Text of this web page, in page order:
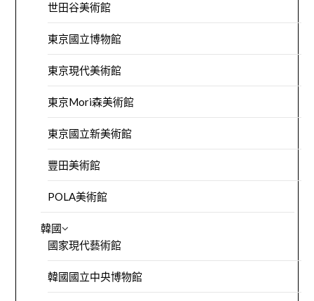
世田谷美術館
東京國立博物館
東京現代美術館
東京Mori森美術館
東京國立新美術館
豐田美術館
POLA美術館
韓國
國家現代藝術館
韓國國立中央博物館